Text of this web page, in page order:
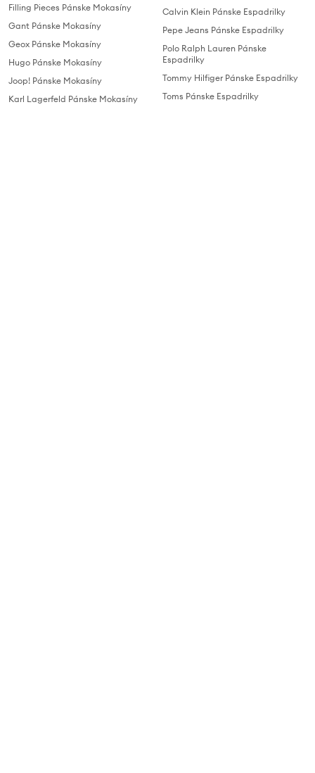
Filling Pieces Pánske Mokasíny
Gant Pánske Mokasíny
Geox Pánske Mokasíny
Hugo Pánske Mokasíny
Joop! Pánske Mokasíny
Karl Lagerfeld Pánske Mokasíny
Calvin Klein Pánske Espadrilky
Pepe Jeans Pánske Espadrilky
Polo Ralph Lauren Pánske
Espadrilky
Tommy Hilfiger Pánske Espadrilky
Toms Pánske Espadrilky